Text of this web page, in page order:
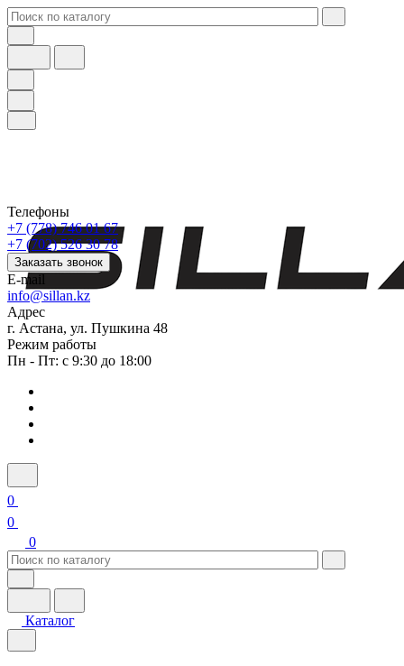
Телефоны
+7 (778) 746 01 67
+7 (702) 526 30 78
Заказать звонок
E-mail
info@sillan.kz
Адрес
г. Астана, ул. Пушкина 48
Режим работы
Пн - Пт: с 9:30 до 18:00
0
0
0
Каталог